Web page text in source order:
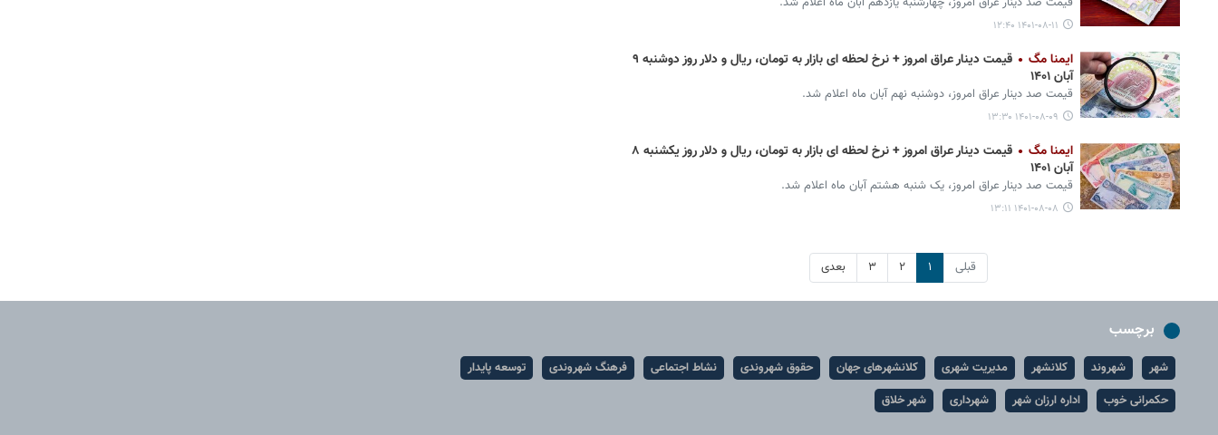
۱۴۰۱-۰۸-۱۱ ۱۲:۴۰
ایمنا مگ
قیمت دینار عراق امروز + نرخ لحظه ای بازار به تومان، ریال و دلار روز دوشنبه ۹
آبان ۱۴۰۱
قیمت صد دینار عراق امروز، دوشنبه نهم آبان ماه اعلام شد.
۱۴۰۱-۰۸-۰۹ ۱۳:۳۰
ایمنا مگ
قیمت دینار عراق امروز + نرخ لحظه ای بازار به تومان، ریال و دلار روز یکشنبه ۸
آبان ۱۴۰۱
قیمت صد دینار عراق امروز، یک شنبه هشتم آبان ماه اعلام شد.
۱۴۰۱-۰۸-۰۸ ۱۳:۱۱
قبلی ۱ ۲ ۳ بعدی
برچسب
شهر شهروند کلانشهر مدیریت شهری کلانشهرهای جهان حقوق شهروندی نشاط اجتماعی فرهنگ شهروندی
توسعه پایدار
حکمرانی خوب
اداره ارزان شهر شهرداری شهر خلاق